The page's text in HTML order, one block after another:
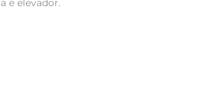
e elevador.